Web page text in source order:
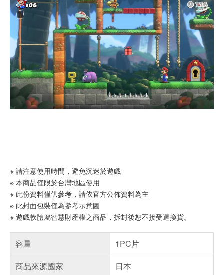
※ 請注意使用時間，避免沉迷於遊戲
※ 本商品僅限於台灣地區使用
※ 此份資料僅供參考，請依官方公佈資料為主
※ 此封面包裝僅為參考示意圖
※ 遊戲軟體屬智慧財產權之商品，拆封後恕不接受退換貨。
容量
1PC片
商品來源國家
日本